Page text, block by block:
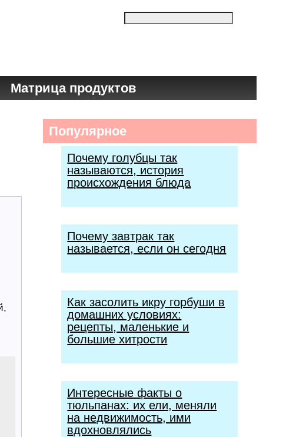
Матрица продуктов
Популярное
Почему голубцы так
называются, история
происхождения блюда
Почему завтрак так
называется, если он сегодня
Как засолить икру горбуши в
домашних условиях:
рецепты, маленькие и
большие хитрости
Интересные факты о
тюльпанах: их ели, меняли
на недвижимость, ими
вдохновлялись